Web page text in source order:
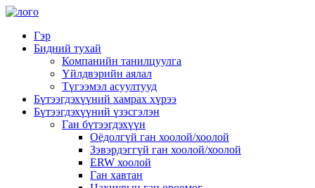
Гэр
Бидний тухай
Компанийн танилцуулга
Үйлдвэрийн аялал
Түгээмэл асуултууд
Бүтээгдэхүүний хамрах хүрээ
Бүтээгдэхүүний үзэсгэлэн
Ган бүтээгдэхүүн
Оёдолгүй ган хоолой/хоолой
Зэвэрдэггүй ган хоолой/хоолой
ERW хоолой
Ган хавтан